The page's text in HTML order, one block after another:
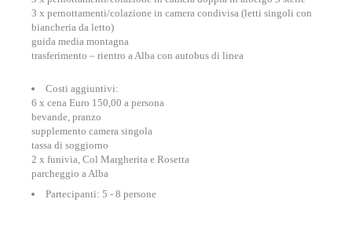
3 x pernottamenti/colazione in camera condivisa (letti singoli con
biancheria da letto)
guida media montagna
trasferimento – rientro a Alba con autobus di linea
Costi aggiuntivi:
6 x cena Euro 150,00 a persona
bevande, pranzo
supplemento camera singola
tassa di soggiorno
2 x funivia, Col Margherita e Rosetta
parcheggio a Alba
Partecipanti: 5 - 8 persone